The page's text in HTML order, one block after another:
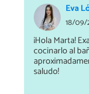
Eva
18/09/
¡Hola Marta!
cocinarlo al
saludo!